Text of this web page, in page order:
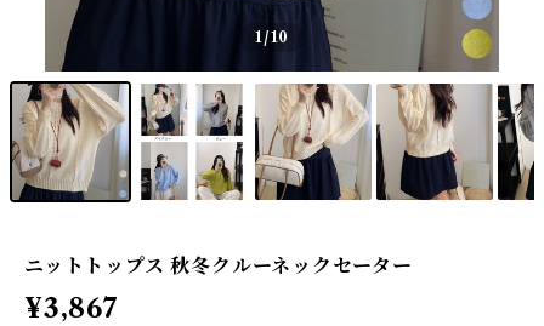
1 /10
ニットトップス 秋冬クルーネックセーター
¥3,867